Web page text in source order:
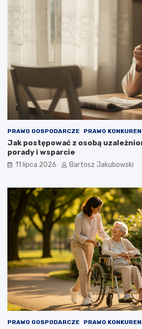
PRAWO GOSPODARCZE PRAWO
Jak postępować z osobą
porady i wsparcie
11 lipca 2026 Bartosz Jakubowski
PRAWO GOSPODARCZE PRAWO